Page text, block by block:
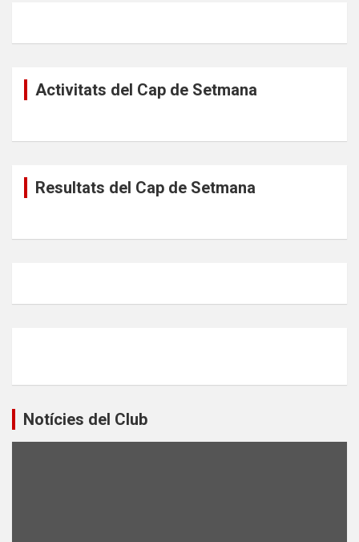
Activitats del Cap de Setmana
Resultats del Cap de Setmana
Notícies del Club